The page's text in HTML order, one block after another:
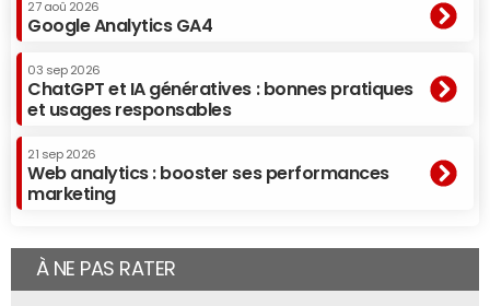
Après les trois levées évoquées ci-dessus, celles
effectuées par Chapvision (90 millions d'euros) et par
Corteria Pharmaceuticals (65 millions d'euros) ont été les
quatrième et cinquième plus importantes. A noter que
beaucoup de "petites" opérations ont été réalisées
puisque 23 d'entre elles ne dépassent pas les 1 millions
d'euros.
27 aoû 2026
Google Analytics GA4
03 sep 2026
ChatGPT et IA génératives : bonnes pratiques
et usages responsables
21 sep 2026
Web analytics : booster ses performances
marketing
À NE PAS RATER